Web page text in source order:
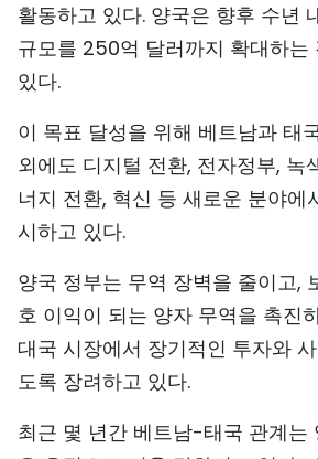
활동하고 있다. 양국은 향후 수년
규모를 250억 달러까지 확대하는
있다.
이 목표 달성을 위해 베트남과 태
외에도 디지털 전환, 전자정부, 녹
너지 전환, 혁신 등 새로운 분야에
시하고 있다.
양국 정부는 무역 장벽을 줄이고,
호 이익이 되는 양자 무역을 촉진
대국 시장에서 장기적인 투자와
도록 장려하고 있다.
최근 몇 년간 베트남-태국 관계는